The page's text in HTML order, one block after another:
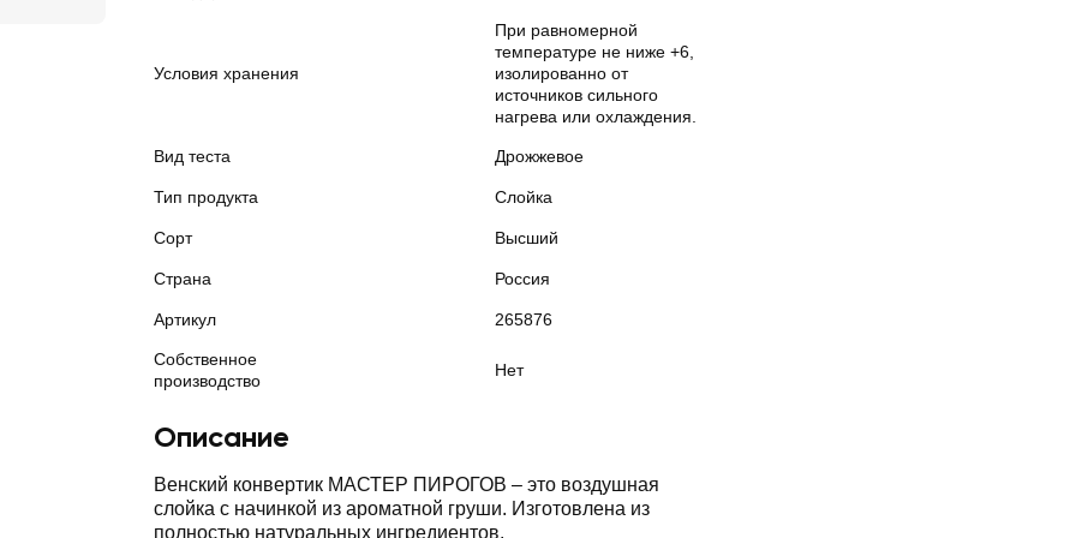
Условия хранения
При равномерной
температуре не ниже +6,
изолированно от
источников сильного
нагрева или охлаждения.
Вид теста Дрожжевое
Тип продукта Слойка
Сорт Высший
Страна Россия
Артикул 265876
Собственное
производство
Нет
Описание
Венский конвертик МАСТЕР ПИРОГОВ – это воздушная
слойка с начинкой из ароматной груши. Изготовлена из
полностью натуральных ингредиентов.